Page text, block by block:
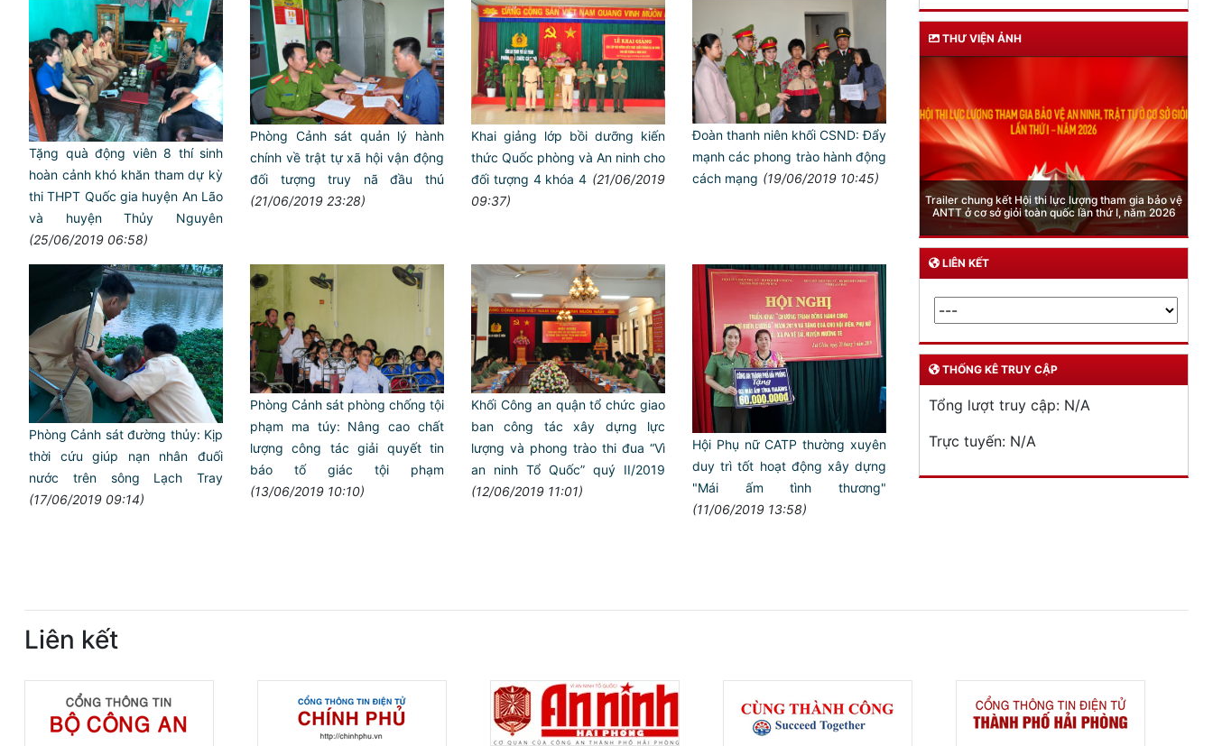
Tặng quà động viên 8 thí sinh
hoàn cảnh khó khăn tham dự kỳ
thi THPT Quốc gia huyện An Lão
và huyện Thủy Nguyên
(25/06/2019 06:58)
Phòng Cảnh sát quản lý hành
chính về trật tự xã hội vận động
đối tượng truy nã đầu thú
(21/06/2019 23:28)
Khai giảng lớp bồi dưỡng kiến
thức Quốc phòng và An ninh cho
đối tượng 4 khóa 4 (21/06/2019
09:37)
Đoàn thanh niên khối CSND: Đẩy
mạnh các phong trào hành động
cách mạng (19/06/2019 10:45)
Phòng Cảnh sát đường thủy: Kịp
thời cứu giúp nạn nhân đuối
nước trên sông Lạch Tray
(17/06/2019 09:14)
Phòng Cảnh sát phòng chống tội
phạm ma túy: Nâng cao chất
lượng công tác giải quyết tin
báo tố giác tội phạm
(13/06/2019 10:10)
Khối Công an quận tổ chức giao
ban công tác xây dựng lực
lượng và phong trào thi đua “Vì
an ninh Tổ Quốc” quý II/2019
(12/06/2019 11:01)
Hội Phụ nữ CATP thường xuyên
duy trì tốt hoạt động xây dựng
"Mái ấm tình thương"
(11/06/2019 13:58)
THƯ VIỆN ẢNH
Phòng Quản lý xuất nhập cảnh: Hướng dẫn những
quy định mới trong lĩnh vực xuất cảnh, nhập cảnh
của công dân việt nam từ ngày 01/7/2026
LIÊN KẾT
THỐNG KÊ TRUY CẬP
Tổng lượt truy cập: N/A
Trực tuyến: N/A
Liên kết